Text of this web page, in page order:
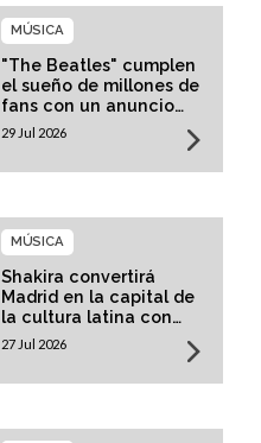
"The Beatles" cumplen
el sueño de millones de
fans con un anuncio
histórico
MÚSICA
29 Jul 2026
Shakira convertirá
Madrid en la capital de
la cultura latina con
una residencia histórica
MÚSICA
27 Jul 2026